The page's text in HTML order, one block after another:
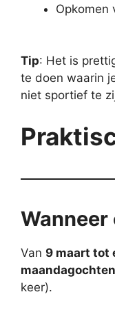
Opkomen
Tip: Het is
te doen waarin
niet sportief te
Wanneer
Van 9 maart tot
keer).